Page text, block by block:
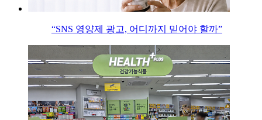
“SNS 영양제 광고, 어디까지 믿어야 할까”